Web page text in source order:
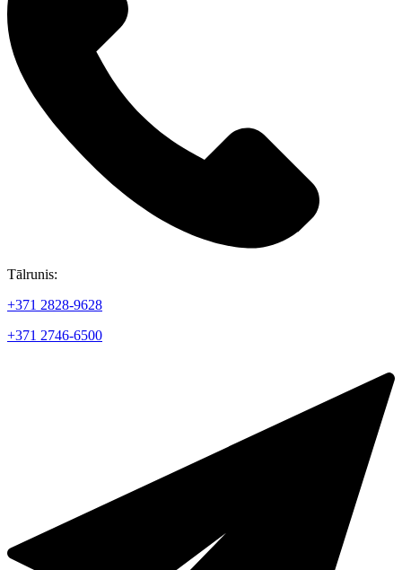
Tālrunis:
+371 2828-9628
+371 2746-6500